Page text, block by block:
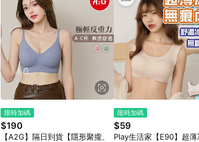
限時加碼
$190
【A2G】隔日到貨【隱形聚攏、
限時加碼
$59
Play生活家【E90】超